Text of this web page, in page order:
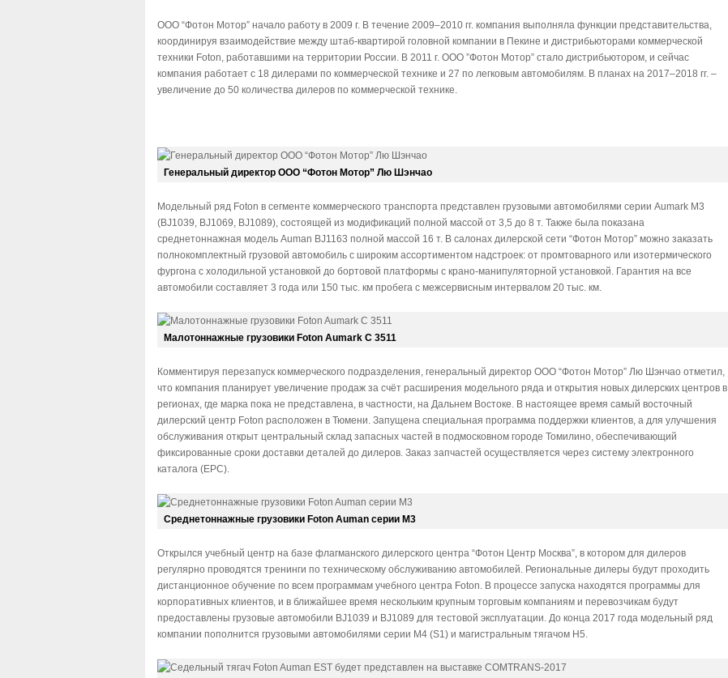
ООО “Фотон Мотор” начало работу в 2009 г. В течение 2009–2010 гг. компания выполняла функции представительства,
координируя взаимодействие между штаб-квартирой головной компании в Пекине и дистрибьюторами коммерческой
техники Foton, работавшими на территории России. В 2011 г. ООО ”Фотон Мотор” стало дистрибьютором, и сейчас
компания работает с 18 дилерами по коммерческой технике и 27 по легковым автомобилям. В планах на 2017–2018 гг. –
увеличение до 50 количества дилеров по коммерческой технике.
Генеральный директор ООО “Фотон Мотор” Лю Шэнчао
Модельный ряд Foton в сегменте коммерческого транспорта представлен грузовыми автомобилями серии Aumark M3
(BJ1039, BJ1069, BJ1089), состоящей из модификаций полной массой от 3,5 до 8 т. Также была показана
среднетоннажная модель Auman BJ1163 полной массой 16 т. В салонах дилерской сети “Фотон Мотор” можно заказать
полнокомплектный грузовой автомобиль с широким ассортиментом надстроек: от промтоварного или изотермического
фургона с холодильной установкой до бортовой платформы с крано-манипуляторной установкой. Гарантия на все
автомобили составляет 3 года или 150 тыс. км пробега с межсервисным интервалом 20 тыс. км.
Малотоннажные грузовики Foton Aumark С 3511
Комментируя перезапуск коммерческого подразделения, генеральный директор ООО “Фотон Мотор” Лю Шэнчао отметил,
что компания планирует увеличение продаж за счёт расширения модельного ряда и открытия новых дилерских центров в
регионах, где марка пока не представлена, в частности, на Дальнем Востоке. В настоящее время самый восточный
дилерский центр Foton расположен в Тюмени. Запущена специальная программа поддержки клиентов, а для улучшения
обслуживания открыт центральный склад запасных частей в подмосковном городе Томилино, обеспечивающий
фиксированные сроки доставки деталей до дилеров. Заказ запчастей осуществляется через систему электронного
каталога (EPC).
Cреднетоннажные грузовики Foton Auman серии M3
Открылся учебный центр на базе флагманского дилерского центра “Фотон Центр Москва”, в котором для дилеров
регулярно проводятся тренинги по техническому обслуживанию автомобилей. Региональные дилеры будут проходить
дистанционное обучение по всем программам учебного центра Foton. В процессе запуска находятся программы для
корпоративных клиентов, и в ближайшее время нескольким крупным торговым компаниям и перевозчикам будут
предоставлены грузовые автомобили BJ1039 и BJ1089 для тестовой эксплуатации. До конца 2017 года модельный ряд
компании пополнится грузовыми автомобилями серии M4 (S1) и магистральным тягачом H5.